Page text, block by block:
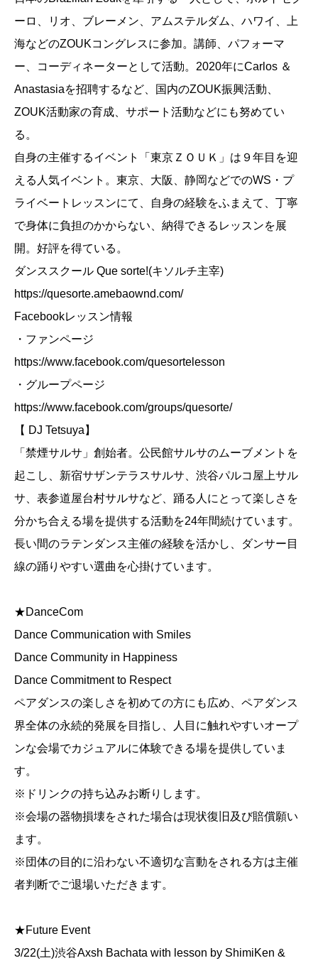
ーロ、リオ、ブレーメン、アムステルダム、ハワイ、上
海などのZOUKコングレスに参加。講師、パフォーマ
ー、コーディネーターとして活動。2020年にCarlos ＆
Anastasiaを招聘するなど、国内のZOUK振興活動、
ZOUK活動家の育成、サポート活動などにも努めてい
る。
自身の主催するイベント「東京ＺＯＵＫ」は９年目を迎
える人気イベント。東京、大阪、静岡などでのWS・プ
ライベートレッスンにて、自身の経験をふまえて、丁寧
で身体に負担のかからない、納得できるレッスンを展
開。好評を得ている。
ダンススクール Que sorte!(キソルチ主宰)
https://quesorte.amebaownd.com/
Facebookレッスン情報
・ファンページ
https://www.facebook.com/quesortelesson
・グループページ
https://www.facebook.com/groups/quesorte/
【 DJ Tetsuya】
「禁煙サルサ」創始者。公民館サルサのムーブメントを
起こし、新宿サザンテラスサルサ、渋谷パルコ屋上サル
サ、表参道屋台村サルサなど、踊る人にとって楽しさを
分かち合える場を提供する活動を24年間続けています。
長い間のラテンダンス主催の経験を活かし、ダンサー目
線の踊りやすい選曲を心掛けています。
★DanceCom
Dance Communication with Smiles
Dance Community in Happiness
Dance Commitment to Respect
ペアダンスの楽しさを初めての方にも広め、ペアダンス
界全体の永続的発展を目指し、人目に触れやすいオープ
ンな会場でカジュアルに体験できる場を提供していま
す。
※ドリンクの持ち込みお断りします。
※会場の器物損壊をされた場合は現状復旧及び賠償願い
ます。
※団体の目的に沿わない不適切な言動をされる方は主催
者判断でご退場いただきます。
★Future Event
3/22(土)渋谷Axsh Bachata with lesson by ShimiKen &